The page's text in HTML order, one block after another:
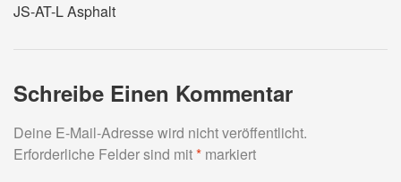
JS-AT-L Asphalt
Schreibe Einen Kommentar
Deine E-Mail-Adresse wird nicht veröffentlicht.
Erforderliche Felder sind mit* markiert